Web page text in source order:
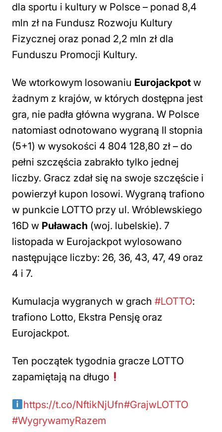
dla sportu i kultury w Polsce – ponad 8,4
mln zł na Fundusz Rozwoju Kultury
Fizycznej oraz ponad 2,2 mln zł dla
Funduszu Promocji Kultury.
We wtorkowym losowaniu Eurojackpot w
żadnym z krajów, w których dostępna jest
gra, nie padła główna wygrana. W Polsce
natomiast odnotowano wygraną II stopnia
(5+1) w wysokości 4 804 128,80 zł – do
pełni szczęścia zabrakło tylko jednej
liczby. Gracz zdał się na swoje szczęście i
powierzył kupon losowi. Wygraną trafiono
w punkcie LOTTO przy ul. Wróblewskiego
16D w Puławach (woj. lubelskie). 7
listopada w Eurojackpot wylosowano
następujące liczby: 26, 36, 43, 47, 49 oraz
4 i 7.
Kumulacja wygranych w grach #LOTTO:
trafiono Lotto, Ekstra Pensję oraz
Eurojackpot.
Ten początek tygodnia gracze LOTTO
zapamiętają na długo
https://t.co/NftikNjUfn#GrajwLOTTO
#WygrywamyRazem